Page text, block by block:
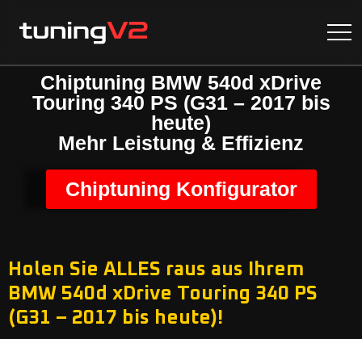
Chiptuning BMW 540d xDrive
Touring 340 PS (G31 – 2017 bis
heute)
Mehr Leistung & Effizienz
Chiptuning Konfigurator
Holen Sie ALLES raus aus Ihrem
BMW 540d xDrive Touring 340 PS
(G31 – 2017 bis heute)!